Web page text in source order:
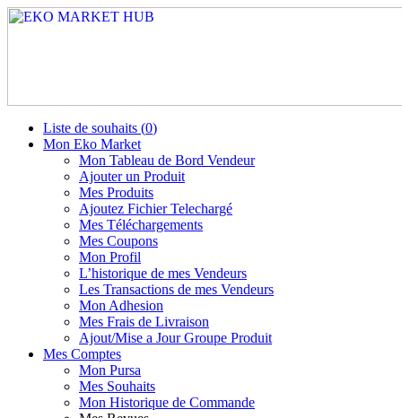
Liste de souhaits (0)
Mon Eko Market
Mon Tableau de Bord Vendeur
Ajouter un Produit
Mes Produits
Ajoutez Fichier Telechargé
Mes Téléchargements
Mes Coupons
Mon Profil
L’historique de mes Vendeurs
Les Transactions de mes Vendeurs
Mon Adhesion
Mes Frais de Livraison
Ajout/Mise a Jour Groupe Produit
Mes Comptes
Mon Pursa
Mes Souhaits
Mon Historique de Commande